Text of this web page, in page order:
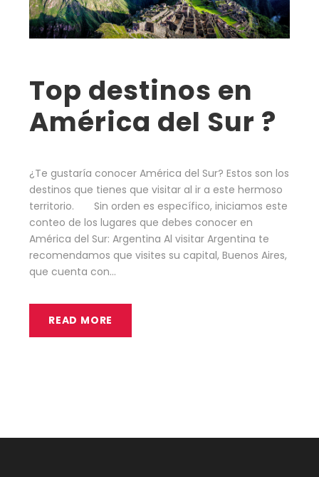
Top destinos en
América del Sur ?
¿Te gustaría conocer América del Sur? Estos son los
destinos que tienes que visitar al ir a este hermoso
territorio. Sin orden es específico, iniciamos este
conteo de los lugares que debes conocer en
América del Sur: Argentina Al visitar Argentina te
recomendamos que visites su capital, Buenos Aires,
que cuenta con...
READ MORE